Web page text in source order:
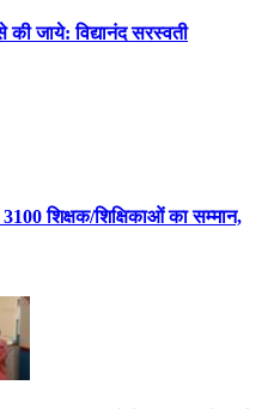
जाये: विद्यानंद सरस्वती
शिक्षक/शिक्षिकाओं का सम्मान,